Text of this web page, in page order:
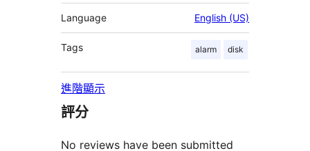
Language English (US)
Tags alarm disk
進階顯示
評分
No reviews have been submitted